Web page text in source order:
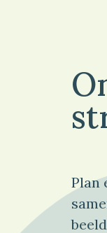
Plan